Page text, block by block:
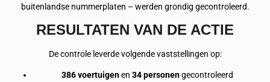
buitenlandse nummerplaten – werden grondig gecontroleerd.
RESULTATEN VAN DE ACTIE
De controle leverde volgende vaststellingen op:
386 voertuigenen 34 personengecontroleerd